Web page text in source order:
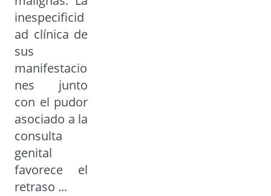
inespecificid
ad clínica de
sus
manifestacio
nes junto
con el pudor
asociado a la
consulta
genital
favorece el
retraso ...